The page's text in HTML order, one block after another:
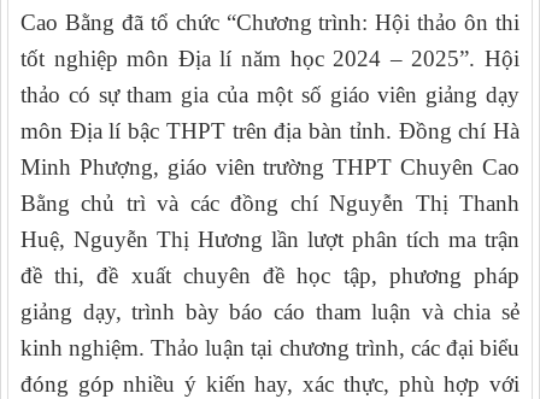
Cao Bằng đã tổ chức “Chương trình: Hội thảo ôn thi
tốt nghiệp môn Địa lí năm học 2024 – 2025”. Hội
thảo có sự tham gia của một số giáo viên giảng dạy
môn Địa lí bậc THPT trên địa bàn tỉnh. Đồng chí Hà
Minh Phượng, giáo viên trường THPT Chuyên Cao
Bằng chủ trì và các đồng chí Nguyễn Thị Thanh
Huệ, Nguyễn Thị Hương lần lượt phân tích ma trận
đề thi, đề xuất chuyên đề học tập, phương pháp
giảng dạy, trình bày báo cáo tham luận và chia sẻ
kinh nghiệm. Thảo luận tại chương trình, các đại biểu
đóng góp nhiều ý kiến hay, xác thực, phù hợp với